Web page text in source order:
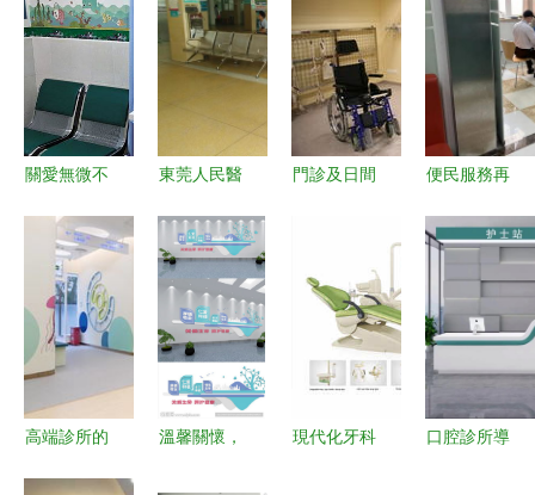
關愛無微不
設母嬰室與
健康咨詢，
構筑溫馨醫
療環境
東莞人民醫
部急診室夜
診調整 便
利與挑戰并
存
門診及日間
高效便捷的
現代醫療模
式
便民服務再
區衛生服務
中心全面恢
復線下診療
與健康咨詢
高端診所的
溫馨關懷，
現代化牙科
口腔診所導